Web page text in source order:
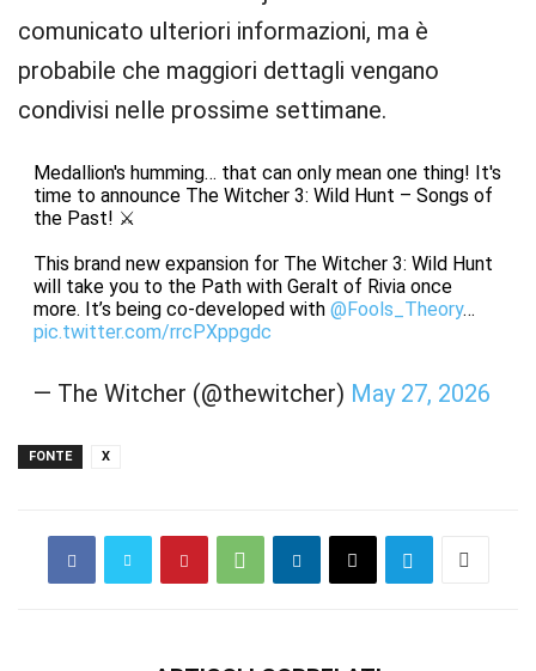
comunicato ulteriori informazioni, ma è
probabile che maggiori dettagli vengano
condivisi nelle prossime settimane.
Medallion's humming… that can only mean one thing! It's
time to announce The Witcher 3: Wild Hunt – Songs of
the Past! ⚔️
This brand new expansion for The Witcher 3: Wild Hunt
will take you to the Path with Geralt of Rivia once
more. It’s being co-developed with @Fools_Theory…
pic.twitter.com/rrcPXppgdc
— The Witcher (@thewitcher) May 27, 2026
FONTE X